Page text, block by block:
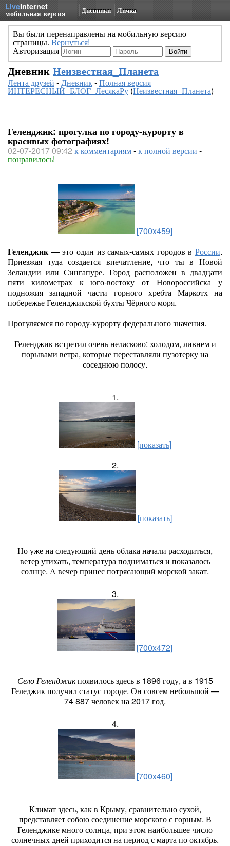
LiveInternet
мобильная версия Дневники Личка
Вы были перенаправлены на мобильную версию
страницы. Вернуться!
Авторизация
Дневник Неизвестная_Планета
Лента друзей -Дневник-Полная версия
ИНТЕРЕСНЫЙ_БЛОГ_ЛесякаРу(Неизвестная_Планета)
Геленджик: прогулка по городу-курорту в
красивых фотографиях!
02-07-2017 09:42 к комментариям-к полной версии -
понравилось!
[700x459]
Геленджик— это один из самых-самых городов в России.
Приезжая туда создается впечатление, что ты в Новой
Зеландии или Сингапуре. Город расположен в двадцати
пяти километрах к юго-востоку от Новороссийска у
подножия западной части горного хребта Маркотх на
побережье Геленджикской бухты Чёрного моря.
Прогуляемся по городу-курорту федерального значения.
Геленджик встретил очень неласково: холодом, ливнем и
порывами ветра, которые переставляли пузотерку на
соседнюю полосу.
1.
[показать]
2.
[показать]
Но уже на следующий день облака начали расходиться,
ветер утихать, температура подниматься и показалось
солнце. А вечер принес потрясающий морской закат.
3.
[700x472]
Село Геленджикпоявилось здесь в 1896 году, а в 1915
Геледжик получил статус городе. Он совсем небольшой —
74 887 человек на 2017 год.
4.
[700x460]
Климат здесь, как в Крыму, сравнительно сухой,
представляет собою соединение морского с горным. В
Геленджике много солнца, при этом наибольшее число
солнечных дней приходится на период с марта по октябрь.